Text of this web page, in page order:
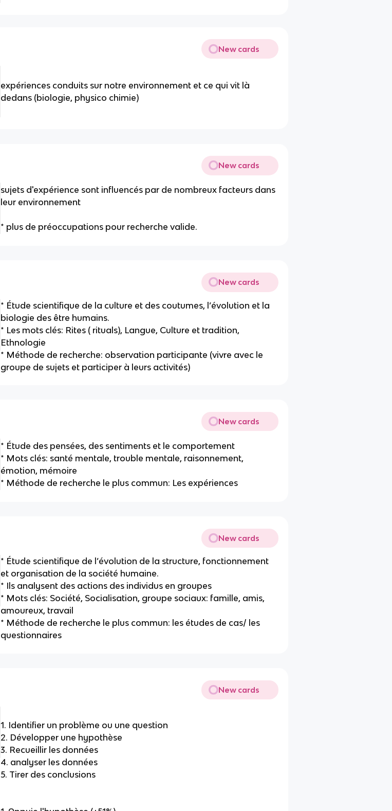
New cards
expériences conduits sur notre environnement et ce qui vit là
dedans (biologie, physico chimie)
New cards
sujets d'expérience sont influencés par de nombreux facteurs dans
leur environnement
* plus de préoccupations pour recherche valide.
New cards
* Étude scientifique de la culture et des coutumes, l’évolution et la
biologie des être humains.
* Les mots clés: Rites ( rituals), Langue, Culture et tradition,
Ethnologie
* Méthode de recherche: observation participante (vivre avec le
groupe de sujets et participer à leurs activités)
New cards
* Étude des pensées, des sentiments et le comportement
* Mots clés: santé mentale, trouble mentale, raisonnement,
émotion, mémoire
* Méthode de recherche le plus commun: Les expériences
New cards
* Étude scientifique de l’évolution de la structure, fonctionnement
et organisation de la société humaine.
* Ils analysent des actions des individus en groupes
* Mots clés: Société, Socialisation, groupe sociaux: famille, amis,
amoureux, travail
* Méthode de recherche le plus commun: les études de cas/ les
questionnaires
New cards
1. Identifier un problème ou une question
2. Développer une hypothèse
3. Recueillir les données
4. analyser les données
5. Tirer des conclusions